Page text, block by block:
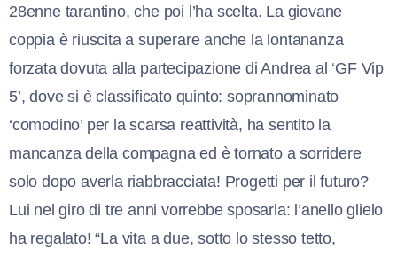
28enne tarantino, che poi l’ha scelta. La giovane
coppia è riuscita a superare anche la lontananza
forzata dovuta alla partecipazione di Andrea al ‘GF Vip
5’, dove si è classificato quinto: soprannominato
‘comodino’ per la scarsa reattività, ha sentito la
mancanza della compagna ed è tornato a sorridere
solo dopo averla riabbracciata! Progetti per il futuro?
Lui nel giro di tre anni vorrebbe sposarla: l’anello glielo
ha regalato! “La vita a due, sotto lo stesso tetto,